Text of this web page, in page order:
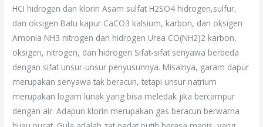
HCI hidrogen dan klorin Asam sulfat H2SO4 hidrogen,sulfur,
dan oksigen Batu kapur CaCO3 kalsium, karbon, dan oksigen
Amonia NH3 nitrogen dan hidrogen Urea CO(NH2)2 karbon,
oksigen, nitrogen, dan hidrogen Sifat-sifat senyawa berbeda
dengan sifat unsur-unsur penyusunnya. Misalnya, garam dapur
merupakan senyawa tak beracun, tetapi unsur natrium
merupakan logam lunak yang bisa meledak jika bercampur
dengan air. Adapun klorin merupakan gas beracun berwarna